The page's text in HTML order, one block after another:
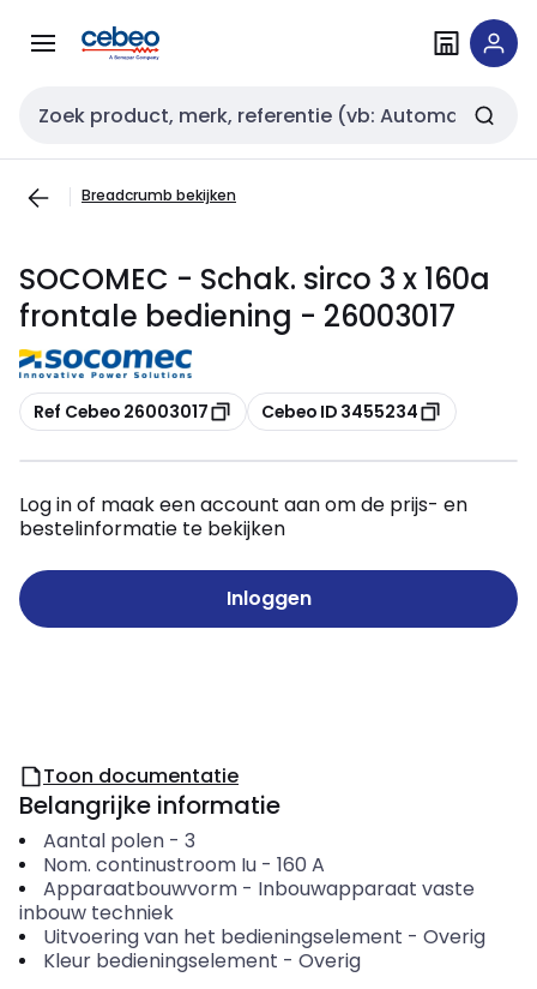
naar
naar
Zoekveld invoer
Breadcrumb bekijken
SOCOMEC - Schak. sirco 3 x 160a
frontale bediening - 26003017
Kopiëren
Ref Cebeo 26003017 Kopiëren
Cebeo ID 3455234
Log in of maak een account aan om de prijs- en
bestelinformatie te bekijken
Inloggen
Toon documentatie
Belangrijke informatie
Aantal polen- 3
Nom. continustroom Iu- 160 A
Apparaatbouwvorm- Inbouwapparaat vaste
inbouw techniek
Uitvoering van het bedieningselement - Overig
Kleur bedieningselement - Overig